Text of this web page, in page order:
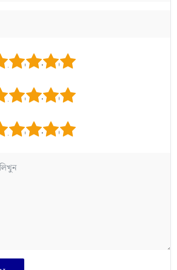
5
4
3
2
5
4
3
2
5
4
3
2